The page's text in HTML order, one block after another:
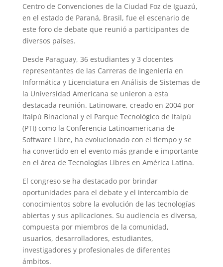
Centro de Convenciones de la Ciudad Foz de Iguazú,
en el estado de Paraná, Brasil, fue el escenario de
este foro de debate que reunió a participantes de
diversos países.
Desde Paraguay, 36 estudiantes y 3 docentes
representantes de las Carreras de Ingeniería en
Informática y Licenciatura en Análisis de Sistemas de
la Universidad Americana se unieron a esta
destacada reunión. Latinoware, creado en 2004 por
Itaipú Binacional y el Parque Tecnológico de Itaipú
(PTI) como la Conferencia Latinoamericana de
Software Libre, ha evolucionado con el tiempo y se
ha convertido en el evento más grande e importante
en el área de Tecnologías Libres en América Latina.
El congreso se ha destacado por brindar
oportunidades para el debate y el intercambio de
conocimientos sobre la evolución de las tecnologías
abiertas y sus aplicaciones. Su audiencia es diversa,
compuesta por miembros de la comunidad,
usuarios, desarrolladores, estudiantes,
investigadores y profesionales de diferentes
ámbitos.